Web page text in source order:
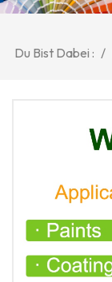
Du Bist Dabei : /